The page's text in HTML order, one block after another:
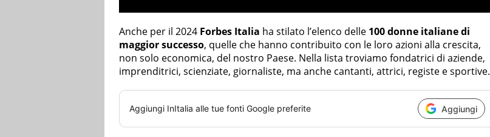
Anche per il 2024 Forbes Italia ha stilato l’elenco delle 100 donne italiane di
maggior successo, quelle che hanno contribuito con le loro azioni alla crescita,
non solo economica, del nostro Paese. Nella lista troviamo fondatrici di aziende,
imprenditrici, scienziate, giornaliste, ma anche cantanti, attrici, registe e sportive.
Aggiungi InItalia alle tue fonti Google preferite Aggiungi